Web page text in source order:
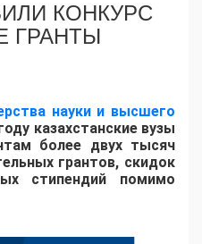
КОНКУРС
ГРАНТЫ
науки и высшего
казахстанские вузы
более двух тысяч
грантов, скидок
стипендий помимо